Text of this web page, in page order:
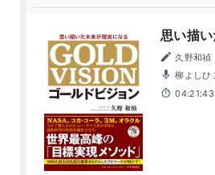
思い描
久野和禎
柳よしひ
04:21:43